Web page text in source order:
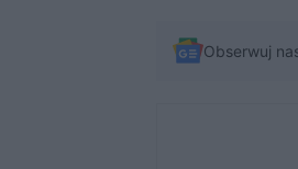
Obserwuj